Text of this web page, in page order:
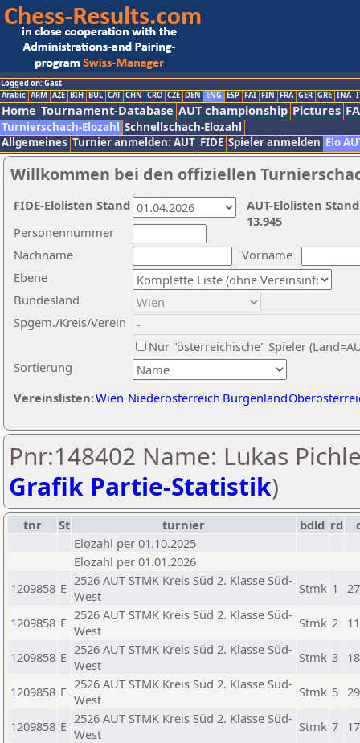
Logged on: Gast
Arabic ARM AZE BIH BUL CAT CHN CRO CZE DEN ENG ESP FAI FIN FRA GER GRE INA
Home Tournament-Database AUT championship Pictures
Turnierschach-Elozahl Schnellschach-Elozahl
Allgemeines Turnier anmelden: AUT FIDE Spieler anmelden Elo
Willkommen bei den offiziellen
Nachname
Vorname
Ebene
Sortierung
Personennummer
Bundesland
Spgem./Kreis/Verein
Nur "österreichische" Spieler
Vereinslisten:Wien Niederösterreich Burgenland
AUT-Elolisten
13.945
FIDE-Elolisten Stand
Pnr:148402 Name: Lukas
Grafik Partie-Statistik)
tnr St turnier bdld rd
Elozahl per 01.10.2025
Elozahl per 01.01.2026
1209858 E 2526 AUT STMK Kreis Süd 2. Klasse Süd-
West
Stmk 1
1209858 E 2526 AUT STMK Kreis Süd 2. Klasse Süd-
West
Stmk 2
1209858 E 2526 AUT STMK Kreis Süd 2. Klasse Süd-
West
Stmk 3
1209858 E 2526 AUT STMK Kreis Süd 2. Klasse Süd-
West
Stmk 5
1209858 E 2526 AUT STMK Kreis Süd 2. Klasse Süd-
West
Stmk 7